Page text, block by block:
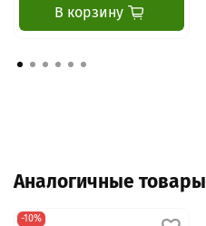
В корзину
Аналогичные товары
-10%